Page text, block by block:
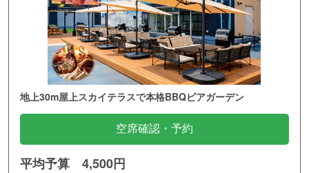
地上30m屋上スカイテラスで本格BBQビアガーデン
空席確認・予約
平均予算 4,500円